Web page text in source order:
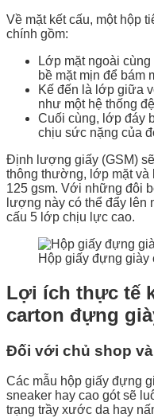
Về mặt kết cấu, một hộp
chính gồm:
Lớp mặt ngoài
bề mặt mịn để bám
Kế đến là lớp giữa
như một hệ thống
Cuối cùng, lớp đáy
chịu sức nặng của
Định lượng giấy (GSM)
thông thường, lớp mặt và
125 gsm. Với những đôi
lượng này có thể đẩy lên
cấu 5 lớp chịu lực cao.
Hộp giấy đựng giày
Lợi ích thực tế
carton đựng
Đối với chủ shop
Các mẫu hộp giấy đựng
sneaker hay cao gót sẽ
trạng trầy xước da hay